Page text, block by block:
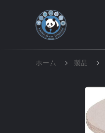
ホーム 製品